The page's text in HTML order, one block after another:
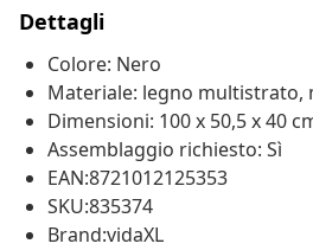
Dettagli
Colore: Nero
Materiale: legno multistrato,
Dimensioni: 100 x 50,5 x 40
Assemblaggio richiesto: Sì
EAN:8721012125353
SKU:835374
Brand:vidaXL